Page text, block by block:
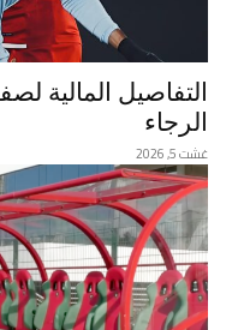
التفاصيل المالية
الرجاء
غشت 5, 2026